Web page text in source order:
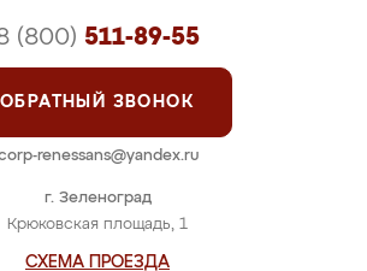
г. Зеленоград
Крюковская площадь, 1
СХЕМА ПРОЕЗДА
(800) 511-89-55
ОБРАТНЫЙ ЗВОНОК
renessans@yandex.ru